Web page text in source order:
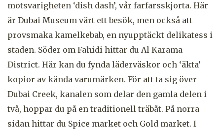
motsvarigheten ‘dish dash’, vår farfarsskjorta. Här
är Dubai Museum värt ett besök, men också att
provsmaka kamelkebab, en nyupptäckt delikatess i
staden. Söder om Fahidi hittar du Al Karama
District. Här kan du fynda läderväskor och ‘äkta’
kopior av kända varumärken. För att ta sig över
Dubai Creek, kanalen som delar den gamla delen i
två, hoppar du på en traditionell träbåt. På norra
sidan hittar du Spice market och Gold market. I